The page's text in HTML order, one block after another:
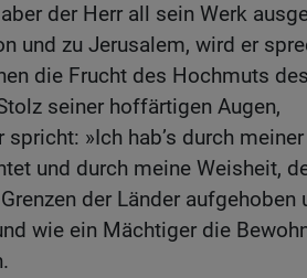
der Herr all sein Werk
und zu Jerusalem, wird er
die Frucht des Hochmuts
seiner hoffärtigen Augen,
spricht: »Ich hab’s durch
und durch meine Weisheit,
der Länder aufgehoben
wie ein Mächtiger die